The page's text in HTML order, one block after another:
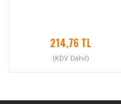
214,76 TL
(KDV Dahil)